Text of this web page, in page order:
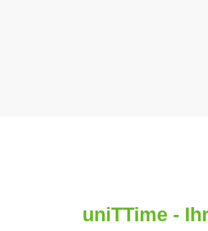
uniTTime -